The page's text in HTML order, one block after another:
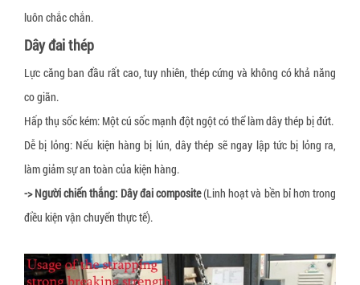
luôn chắc chắn.
Dây đai thép
Lực căng ban đầu rất cao, tuy nhiên, thép cứng và không có khả năng
co giãn.
Hấp thụ sốc kém: Một cú sốc mạnh đột ngột có thể làm dây thép bị đứt.
Dễ bị lỏng: Nếu kiện hàng bị lún, dây thép sẽ ngay lập tức bị lỏng ra,
làm giảm sự an toàn của kiện hàng.
-> Người chiến thắng: Dây đai composite(Linh hoạt và bền bỉ hơn trong
điều kiện vận chuyển thực tế).